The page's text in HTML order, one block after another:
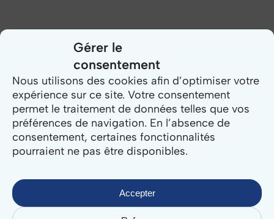
Gérer le
consentement
Nous utilisons des cookies afin d’optimiser votre
expérience sur ce site. Votre consentement
permet le traitement de données telles que vos
préférences de navigation. En l’absence de
consentement, certaines fonctionnalités
pourraient ne pas être disponibles.
Accepter
Related Posts
Logiciel
mairie
quel
choisir